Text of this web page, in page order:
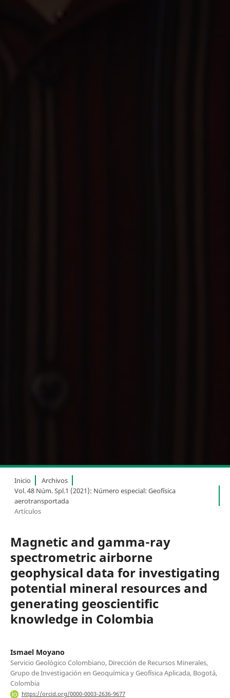
Inicio
Archivos
Vol. 48 Núm. Spl.1 (2021): Número especial: Geofísica
aerotransportada
Artículos
Magnetic and gamma-ray
spectrometric airborne
geophysical data for investigating
potential mineral resources and
generating geoscientific
knowledge in Colombia
Ismael Moyano
Servicio Geológico Colombiano, Dirección de Recursos Minerales,
Grupo de Investigación en Geoquímica y Geofísica Aplicada, Bogotá,
Colombia
https://orcid.org/0000-0003-2636-9677